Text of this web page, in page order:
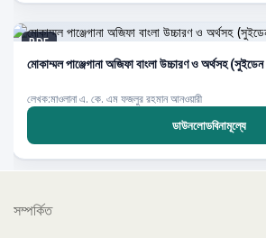
PDF
মোকাম্মল পাঞ্জেগানা অজিফা বাংলা উচ্চারণ ও অর্থসহ
লেখক:মাওলানা এ. কে. এম ফজলুর রহমান আনওয়ারী
ডাউনলোডবিনামূল্যে
সম্পর্কিত